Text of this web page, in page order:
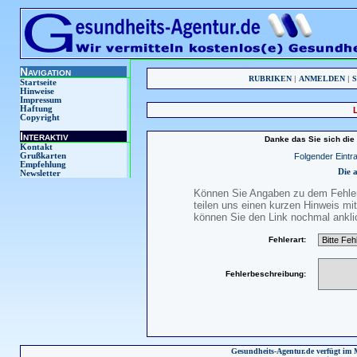
Navigation
Startseite
Hinweise
Impressum
Haftung
Copyright
Interaktiv
Kontakt
Grußkarten
Empfehlung
Newsletter
RUBRIKEN | ANMELDEN |
Danke das Sie sich die
Folgender
Die
Können Sie Angaben zu dem
teilen uns einen kurzen Hinweis
können Sie den Link nochmal
Fehlerart:
Fehlerbeschreibung:
Gesundheits-Agentur.de verfügt im